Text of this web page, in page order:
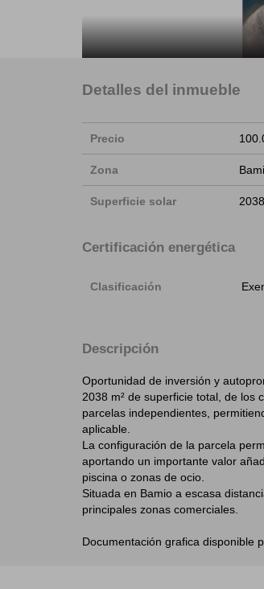
Detalles del inmueble
Precio
Zona
Superficie solar
Certificación energética
Clasificación
Descripción
Oportunidad de inversión y
2038 m² de superficie total, de los
parcelas independientes,
aplicable.
La configuración de la parcela
aportando un importante valor
piscina o zonas de ocio.
Situada en Bamio a escasa
principales zonas comerciales.
Documentación grafica disponible